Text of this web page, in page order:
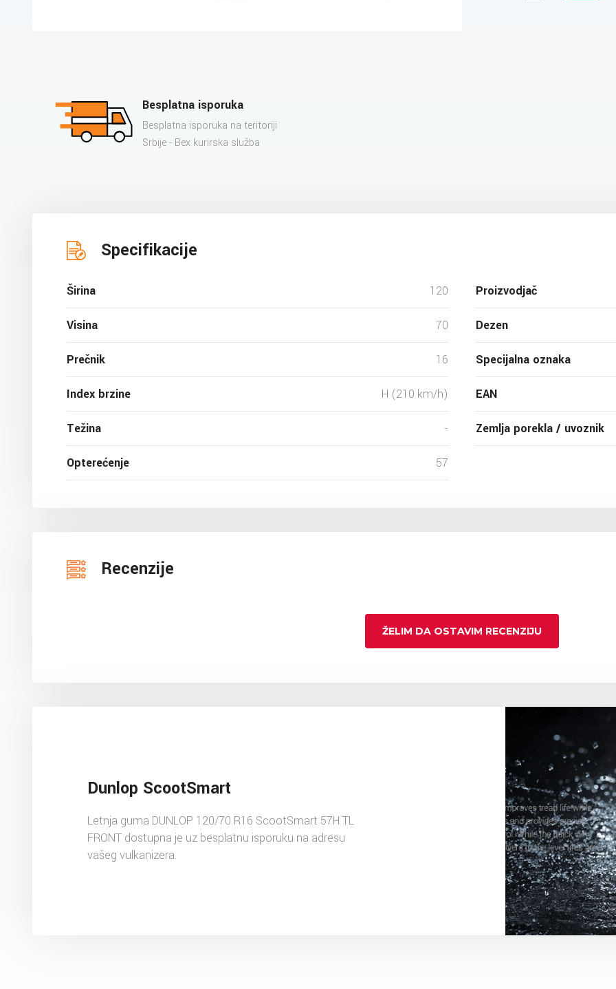
Besplatna isporuka
Besplatna isporuka na teritoriji
Srbije - Bex kurirska služba
Specifikacije
Širina 120
Visina 70
Prečnik 16
Index brzine H (210 km/h)
Težina -
Opterećenje 57
Proizvodjač
Dezen
Specijalna oznaka
EAN
Zemlja porekla / uvoznik
Recenzije
ŽELIM DA OSTAVIM RECENZIJU
Dunlop ScootSmart
Letnja guma DUNLOP 120/70 R16 ScootSmart 57H TL
FRONT dostupna je uz besplatnu isporuku na adresu
vašeg vulkanizera.